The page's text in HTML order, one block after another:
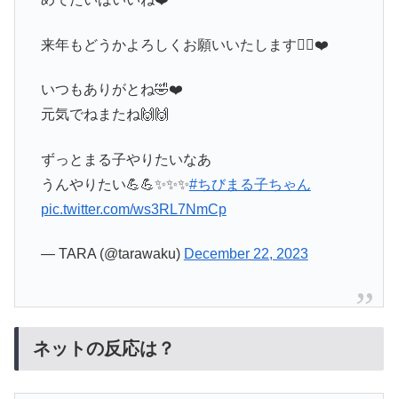
来年もどうかよろしくお願いいたします🙇‍♀️❤️
いつもありがとね🤣❤️
元気でねまたね🙌🙌
ずっとまる子やりたいなあ
うんやりたい💪💪✨✨✨#ちびまる子ちゃん
pic.twitter.com/ws3RL7NmCp
— TARA (@tarawaku) December 22, 2023
ネットの反応は？